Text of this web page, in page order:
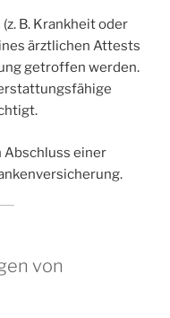
B. Krankheit oder
ärztlichen Attests
getroffen werden.
einer
von